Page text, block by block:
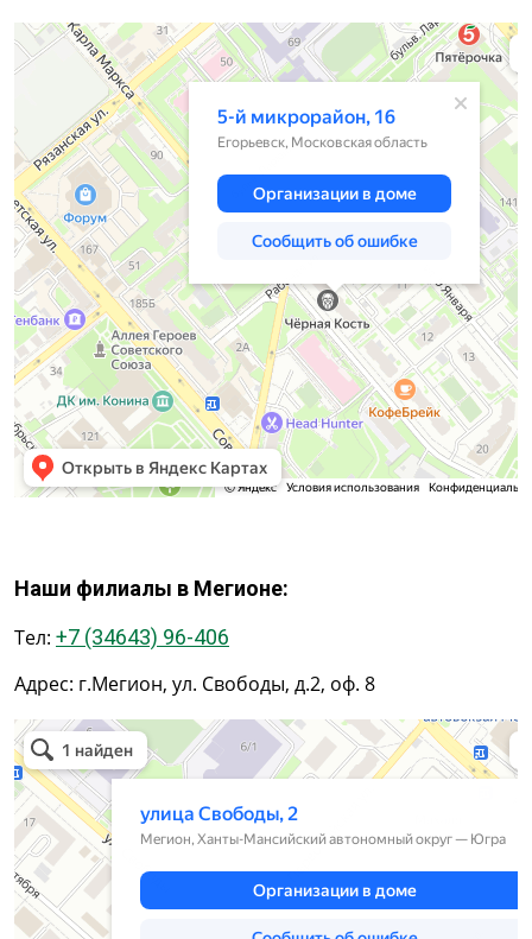
Егорьевск
5-й микрорайон, 16 — Яндекс.Карты
Наши филиалы в Мегионе:
Тел: +7 (34643) 96-406
Адрес: г.Мегион, ул. Свободы, д.2, оф. 8
Мегион
Улица Свободы, 2 — Яндекс.Карты